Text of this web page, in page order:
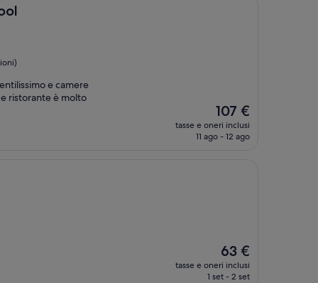
e camere
ristorante è molto
Il
prezzo
attuale
107 €
tasse e oneri inclusi
11 ago - 12 ago
Il
prezzo
attuale
63 €
tasse e oneri inclusi
1 set - 2 set